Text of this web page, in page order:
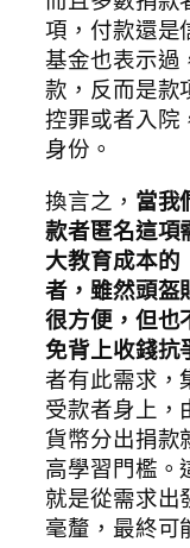
項，付款還是
基金也表示過
款，反而是款
控罪或者入院
身份。
換言之， 當我
款者匿名這項
大教育成本的
者，雖然頭盔
很方便，但也
免背上收錢抗
者有此需求，
受款者身上，
貨幣分出捐款
高學習門檻。
就是從需求出
毫釐，最終可